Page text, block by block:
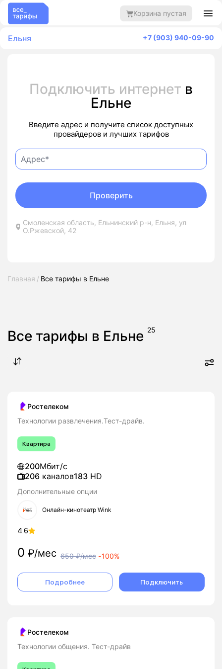
Корзина пустая
Ельня +7 (903) 940-09-90
Подключить интернет в
Ельне
Введите адрес и получите список доступных
провайдеров и лучших тарифов
Смоленская область, Ельнинский р-н, Ельня, ул
О.Ржевской, 42
Проверить
Главная Все тарифы в Ельне
Все тарифы в Ельне 25
Ростелеком
Технологии развлечения.Тест-драйв.
Квартира
200Мбит/с
206 каналов183 HD
Дополнительные опции
Онлайн-кинотеатр Wink
4.6
0 ₽/мес 650₽/мес -100%
Подробнее Подключить
Ростелеком
Технологии общения. Тест-драйв